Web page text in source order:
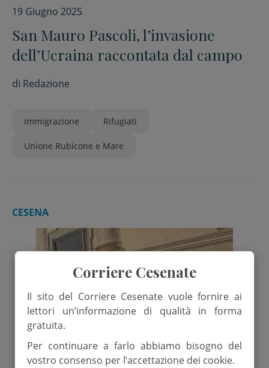
19 Giugno 2025
San Mauro Pascoli, l’invasione
dell’Ucraina raccontata dal campo
di Redazione
immigrazione Rifugiati
Unione Rubicone e Mare
CESENA
Corriere Cesenate
Il sito del Corriere Cesenate vuole fornire ai
lettori un’informazione di qualità in forma
gratuita.
Per continuare a farlo abbiamo bisogno del
vostro consenso per l’accettazione dei cookie.